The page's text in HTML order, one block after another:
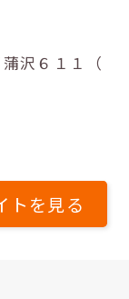
市菖蒲沢６１１（
トを見る